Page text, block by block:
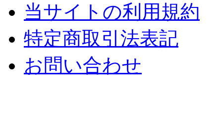
当サイトの利用規約
特定商取引法表記
お問い合わせ